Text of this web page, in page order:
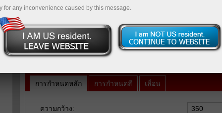
การกำหนด
การกำหนดหลัก การกำหนดสี เลื่อน
ความกว้าง:
for any inconvenience caused by this message.